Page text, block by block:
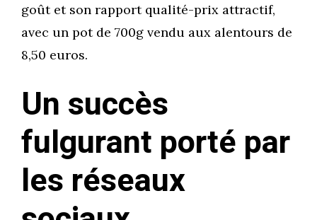
goût et son rapport qualité-prix attractif,
avec un pot de 700g vendu aux alentours de
8,50 euros.
Un succès
fulgurant porté par
les réseaux